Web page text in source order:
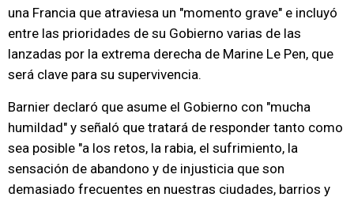
una Francia que atraviesa un "momento grave" e incluyó
entre las prioridades de su Gobierno varias de las
lanzadas por la extrema derecha de Marine Le Pen, que
será clave para su supervivencia.
Barnier declaró que asume el Gobierno con "mucha
humildad" y señaló que tratará de responder tanto como
sea posible "a los retos, la rabia, el sufrimiento, la
sensación de abandono y de injusticia que son
demasiado frecuentes en nuestras ciudades, barrios y